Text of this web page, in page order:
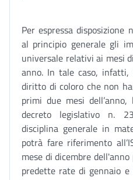
Per espressa disposizione
al principio generale gli
universale relativi ai mesi
anno. In tale caso,
diritto di coloro che non
primi due mesi
decreto legislativo n.
disciplina generale in
potrà fare riferimento
mese di dicembre
predette rate di gennaio e